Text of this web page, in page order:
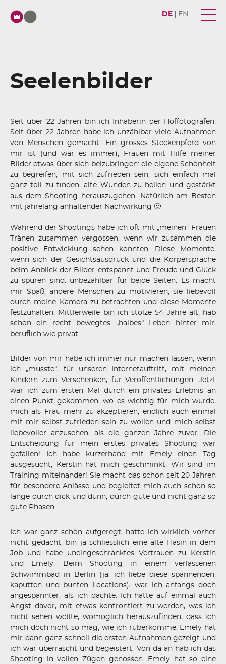
DE EN
Seelenbilder
Seit über 22 Jahren bin ich Inhaberin der Hoffotografen.
Seit über 22 Jahren habe ich unzählbar viele Aufnahmen
von Menschen gemacht. Ein grosses Steckenpferd von
mir ist (und war es immer), Frauen mit Hilfe meiner
Bilder etwas über sich beizubringen: die eigene Schönheit
zu begreifen, mit sich zufrieden sein, sich einfach mal
ganz toll zu finden, alte Wunden zu heilen und gestärkt
aus dem Shooting herauszugehen. Natürlich am Besten
mit jahrelang anhaltender Nachwirkung 🙂
Während der Shootings habe ich oft mit „meinen“ Frauen
Tränen zusammen vergossen, wenn wir zusammen die
positive Entwicklung sehen konnten. Diese Momente,
wenn sich der Gesichtsausdruck und die Körpersprache
beim Anblick der Bilder entspannt und Freude und Glück
zu spüren sind: unbezahlbar für beide Seiten. Es macht
mir Spaß, andere Menschen zu motivieren, sie liebevoll
durch meine Kamera zu betrachten und diese Momente
festzuhalten. Mittlerweile bin ich stolze 54 Jahre alt, hab
schon ein recht bewegtes „halbes“ Leben hinter mir,
beruflich wie privat.
Bilder von mir habe ich immer nur machen lassen, wenn
ich „musste“, für unseren Internetauftritt, mit meinen
Kindern zum Verschenken, für Veröffentlichungen. Jetzt
war ich zum ersten Mal durch ein privates Erlebnis an
einen Punkt gekommen, wo es wichtig für mich wurde,
mich als Frau mehr zu akzeptieren, endlich auch einmal
mit mir selbst zufrieden sein zu wollen und mich selbst
liebevoller anzusehen, als die ganzen Jahre zuvor. Die
Entscheidung für mein erstes privates Shooting war
gefallen! Ich habe kurzerhand mit Emely einen Tag
ausgesucht, Kerstin hat mich geschminkt. Wir sind im
Training miteinander! Sie macht das schon seit 20 Jahren
für besondere Anlässe und begleitet mich auch schon so
lange durch dick und dünn, durch gute und nicht ganz so
gute Phasen.
Ich war ganz schön aufgeregt, hatte ich wirklich vorher
nicht gedacht, bin ja schliesslich eine alte Häsin in dem
Job und habe uneingeschränktes Vertrauen zu Kerstin
und Emely. Beim Shooting in einem verlassenen
Schwimmbad in Berlin (ja, ich liebe diese spannenden,
kaputten und bunten Locations), war ich anfangs doch
angespannter, als ich dachte. Ich hatte auf einmal auch
Angst davor, mit etwas konfrontiert zu werden, was ich
nicht sehen wollte, womöglich herauszufinden, dass ich
mich doch nicht so mag, wie ich rüberkomme. Emely hat
mir dann ganz schnell die ersten Aufnahmen gezeigt und
ich war überrascht und begeistert. Von da an hab ich das
Shooting in vollen Zügen genossen. Emely hat so eine